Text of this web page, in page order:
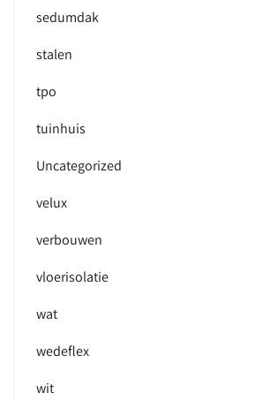
sedumdak
stalen
tpo
tuinhuis
Uncategorized
velux
verbouwen
vloerisolatie
wat
wedeflex
wit